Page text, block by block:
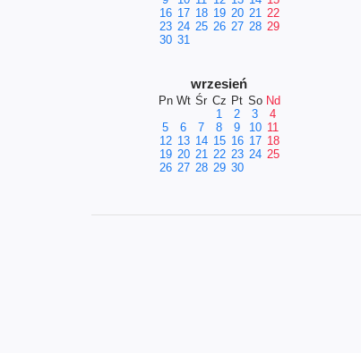
16 17 18 19 20 21 22
23 24 25 26 27 28 29
30 31
wrzesień
Pn Wt Śr Cz Pt So Nd
1
2 3
4
5
6 7 8 9 10 11
12 13 14 15 16 17 18
19 20 21 22 23 24 25
26 27 28 29 30